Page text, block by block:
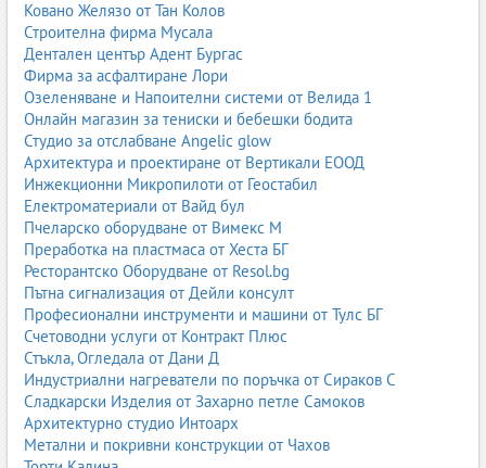
Ковано Желязо от Тан Колов
Строителна фирма Мусала
Дентален център Адент Бургас
Фирма за асфалтиране Лори
Озеленяване и Напоителни системи от Велида 1
Онлайн магазин за тениски и бебешки бодита
Студио за отслабване Angelic glow
Архитектура и проектиране от Вертикали ЕООД
Инжекционни Микропилоти от Геостабил
Електроматериали от Вайд бул
Пчеларско оборудване от Вимекс М
Преработка на пластмаса от Хеста БГ
Ресторантско Оборудване от Resol.bg
Пътна сигнализация от Дейли консулт
Професионални инструменти и машини от Тулс БГ
Счетоводни услуги от Контракт Плюс
Стъкла, Огледала от Дани Д
Индустриални нагреватели по поръчка от Сираков С
Сладкарски Изделия от Захарно петле Самоков
Архитектурно студио Интоарх
Метални и покривни конструкции от Чахов